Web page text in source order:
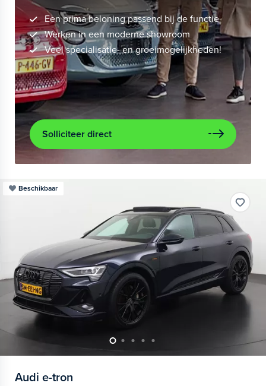
Een prima beloning passend bij de functie
Werken in een moderne showroom
Veel specialisatie- en groeimogelijkheden!
Solliciteer direct
Beschikbaar
Audi e-tron